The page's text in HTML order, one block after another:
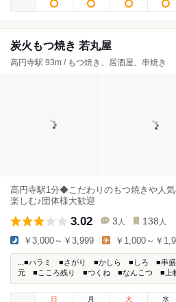
炭火もつ焼き 若丸屋
高円寺駅 93m / もつ焼き、居酒屋、串焼き
高円寺駅1分◆こだわりのもつ焼きや人
楽しむ♪団体様大歓迎
3.02 3 人 138 人
￥3,000～￥3,999 ￥1,000～￥
...■ハラミ ■さがり ■かしら ■しろ ■串
元 ■こころ残り ■つくね ■なんこつ ■上
日
月 火 水